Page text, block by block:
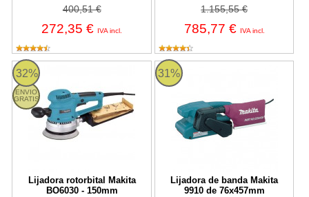
400,51 €
272,35 € IVA incl.
1.155,55 €
785,77 € IVA incl.
32%
ENVIO
GRATIS
Lijadora rotorbital Makita
BO6030 - 150mm
Lijadora rotorbital Makita BO6030 - 150mm
31%
Lijadora de banda Makita
9910 de 76x457mm
Lijadora de banda Makita 9910